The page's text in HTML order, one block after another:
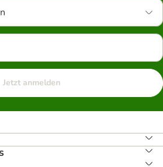
Jetzt anmelden